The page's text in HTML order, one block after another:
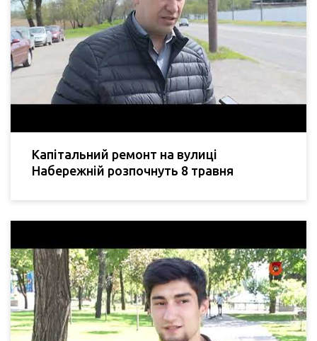
Капітальний ремонт на вулиці
Набережній розпочнуть 8 травня